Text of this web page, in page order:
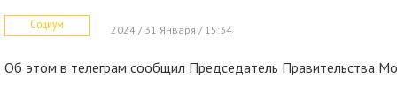
Социум 2024 / 31 Января / 15:34
Об этом в телеграм сообщил Председатель Правительства